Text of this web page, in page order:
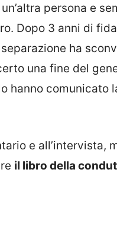
persona e
Dopo 3 anni di
ha
una fine del
hanno comunicato
e all’intervista,
il libro della